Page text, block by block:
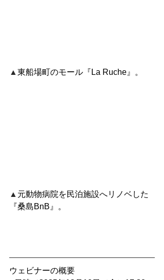
▲ 東船場町のモール『La Ruche』。
▲ 元動物病院を民泊施設へリノベした
『桑島BnB』。
ウェビナーの概要